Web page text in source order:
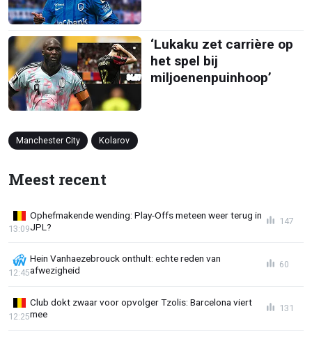
‘Lukaku zet carrière op
het spel bij
miljoenenpuinhoop’
Manchester City Kolarov
Meest recent
Ophefmakende wending: Play-Offs meteen weer terug in
JPL?
13:09
147
Hein Vanhaezebrouck onthult: echte reden van
afwezigheid
12:45
60
Club dokt zwaar voor opvolger Tzolis: Barcelona viert
mee
12:25
131